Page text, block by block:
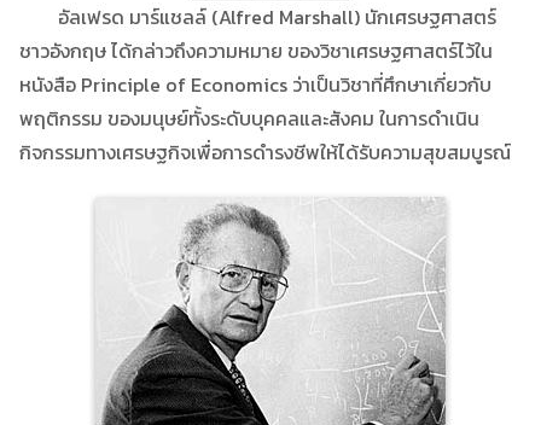
อัลเฟรด มาร์แชลล์ (Alfred Marshall) นักเศรษฐศาสตร์
ชาวอังกฤษ ได้กล่าวถึงความหมาย ของวิชาเศรษฐศาสตร์ไว้ใน
หนังสือ Principle of Economics ว่าเป็นวิชาที่ศึกษาเกี่ยวกับ
พฤติกรรม ของมนุษย์ทั้งระดับบุคคลและสังคม ในการดำเนิน
กิจกรรมทางเศรษฐกิจเพื่อการดำรงชีพให้ได้รับความสุขสมบูรณ์